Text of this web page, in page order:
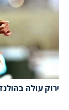
ירוק עולה